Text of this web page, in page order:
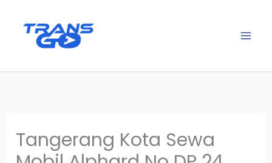
Tangerang Kota Sewa